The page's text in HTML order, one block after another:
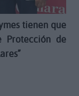
tienen que
Protección de